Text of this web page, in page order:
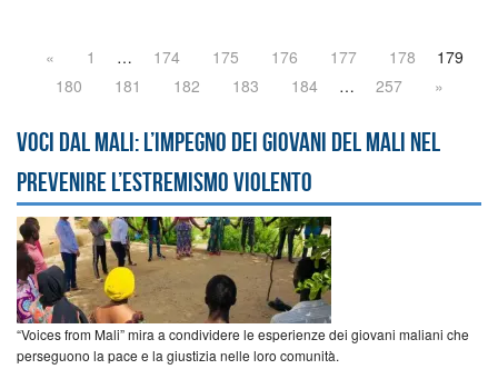
« 1 … 174 175 176 177 178
179
180
181 182 183 184 … 257 »
Voci dal Mali: l’impegno dei giovani del Mali nel
prevenire l’estremismo violento
“Voices from Mali” mira a condividere le esperienze dei giovani maliani che
perseguono la pace e la giustizia nelle loro comunità.